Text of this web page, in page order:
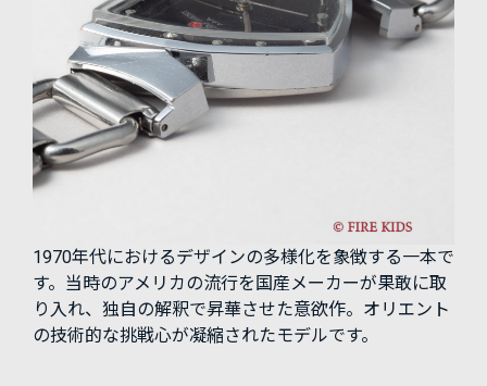
1970年代におけるデザインの多様化を象徴する一本で
す。当時のアメリカの流行を国産メーカーが果敢に取
り入れ、独自の解釈で昇華させた意欲作。オリエント
の技術的な挑戦心が凝縮されたモデルです。